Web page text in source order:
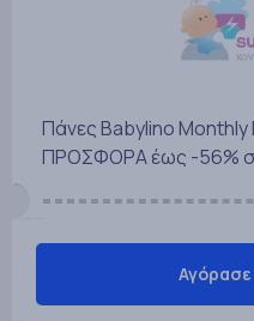
Πάνες Babylino Monthly
ΠΡΟΣΦΟΡΑ έως -56%